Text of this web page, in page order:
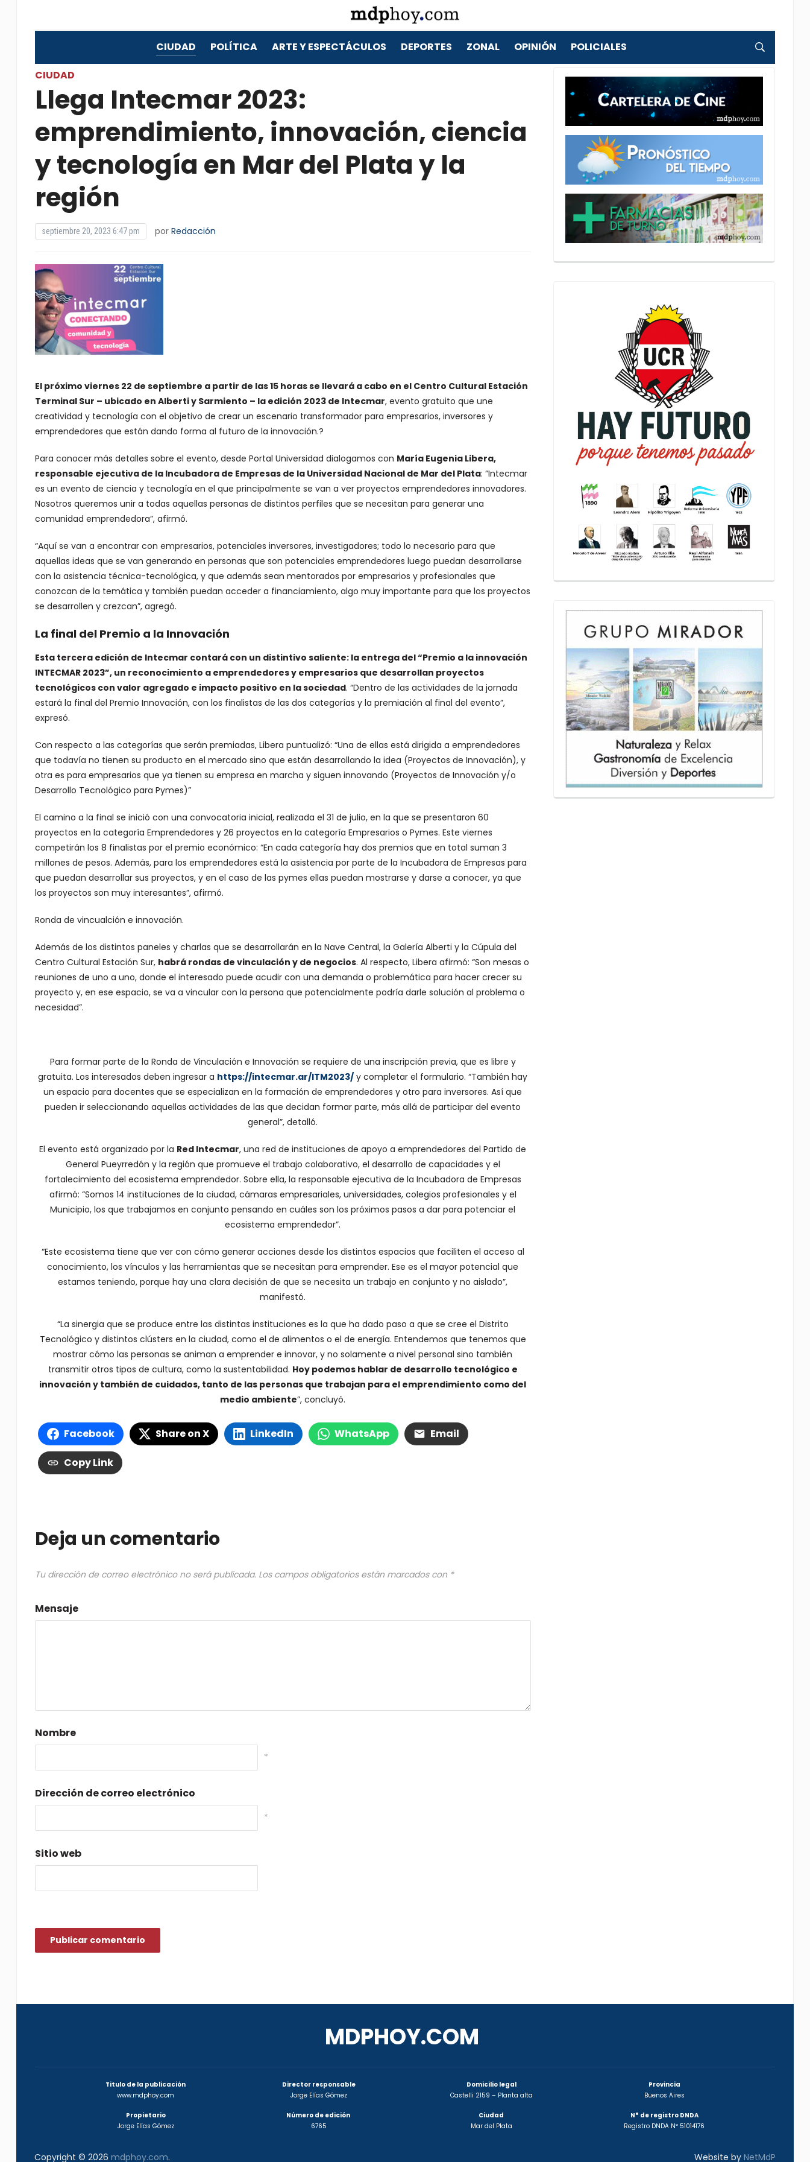
CIUDAD POLÍTICA ARTE Y ESPECTÁCULOS DEPORTES ZONAL OPINIÓN POLICIALES
CIUDAD
Llega Intecmar 2023:
emprendimiento, innovación, ciencia
y tecnología en Mar del Plata y la
región
septiembre 20, 2023 6:47 pm por Redacción
El próximo viernes 22 de septiembre a partir de las 15 horas se llevará a cabo en el Centro Cultural Estación
Terminal Sur – ubicado en Alberti y Sarmiento – la edición 2023 de Intecmar, evento gratuito que une
creatividad y tecnología con el objetivo de crear un escenario transformador para empresarios, inversores y
emprendedores que están dando forma al futuro de la innovación.?
Para conocer más detalles sobre el evento, desde Portal Universidad dialogamos con María Eugenia Libera,
responsable ejecutiva de la Incubadora de Empresas de la Universidad Nacional de Mar del Plata: “Intecmar
es un evento de ciencia y tecnología en el que principalmente se van a ver proyectos emprendedores innovadores.
Nosotros queremos unir a todas aquellas personas de distintos perfiles que se necesitan para generar una
comunidad emprendedora”, afirmó.
“Aquí se van a encontrar con empresarios, potenciales inversores, investigadores; todo lo necesario para que
aquellas ideas que se van generando en personas que son potenciales emprendedores luego puedan desarrollarse
con la asistencia técnica-tecnológica, y que además sean mentorados por empresarios y profesionales que
conozcan de la temática y también puedan acceder a financiamiento, algo muy importante para que los proyectos
se desarrollen y crezcan”, agregó.
La final del Premio a la Innovación
Esta tercera edición de Intecmar contará con un distintivo saliente: la entrega del “Premio a la innovación
INTECMAR 2023”, un reconocimiento a emprendedores y empresarios que desarrollan proyectos
tecnológicos con valor agregado e impacto positivo en la sociedad. “Dentro de las actividades de la jornada
estará la final del Premio Innovación, con los finalistas de las dos categorías y la premiación al final del evento”,
expresó.
Con respecto a las categorías que serán premiadas, Libera puntualizó: “Una de ellas está dirigida a emprendedores
que todavía no tienen su producto en el mercado sino que están desarrollando la idea (Proyectos de Innovación), y
otra es para empresarios que ya tienen su empresa en marcha y siguen innovando (Proyectos de Innovación y/o
Desarrollo Tecnológico para Pymes)”
El camino a la final se inició con una convocatoria inicial, realizada el 31 de julio, en la que se presentaron 60
proyectos en la categoría Emprendedores y 26 proyectos en la categoría Empresarios o Pymes. Este viernes
competirán los 8 finalistas por el premio económico: “En cada categoría hay dos premios que en total suman 3
millones de pesos. Además, para los emprendedores está la asistencia por parte de la Incubadora de Empresas para
que puedan desarrollar sus proyectos, y en el caso de las pymes ellas puedan mostrarse y darse a conocer, ya que
los proyectos son muy interesantes”, afirmó.
Ronda de vincualción e innovación.
Además de los distintos paneles y charlas que se desarrollarán en la Nave Central, la Galería Alberti y la Cúpula del
Centro Cultural Estación Sur, habrá rondas de vinculación y de negocios. Al respecto, Libera afirmó: “Son mesas o
reuniones de uno a uno, donde el interesado puede acudir con una demanda o problemática para hacer crecer su
proyecto y, en ese espacio, se va a vincular con la persona que potencialmente podría darle solución al problema o
necesidad”.
Para formar parte de la Ronda de Vinculación e Innovación se requiere de una inscripción previa, que es libre y
gratuita. Los interesados deben ingresar a https://intecmar.ar/ITM2023/ y completar el formulario. “También hay
un espacio para docentes que se especializan en la formación de emprendedores y otro para inversores. Así que
pueden ir seleccionando aquellas actividades de las que decidan formar parte, más allá de participar del evento
general”, detalló.
El evento está organizado por la Red Intecmar, una red de instituciones de apoyo a emprendedores del Partido de
General Pueyrredón y la región que promueve el trabajo colaborativo, el desarrollo de capacidades y el
fortalecimiento del ecosistema emprendedor. Sobre ella, la responsable ejecutiva de la Incubadora de Empresas
afirmó: “Somos 14 instituciones de la ciudad, cámaras empresariales, universidades, colegios profesionales y el
Municipio, los que trabajamos en conjunto pensando en cuáles son los próximos pasos a dar para potenciar el
ecosistema emprendedor”.
“Este ecosistema tiene que ver con cómo generar acciones desde los distintos espacios que faciliten el acceso al
conocimiento, los vínculos y las herramientas que se necesitan para emprender. Ese es el mayor potencial que
estamos teniendo, porque hay una clara decisión de que se necesita un trabajo en conjunto y no aislado”,
manifestó.
“La sinergia que se produce entre las distintas instituciones es la que ha dado paso a que se cree el Distrito
Tecnológico y distintos clústers en la ciudad, como el de alimentos o el de energía. Entendemos que tenemos que
mostrar cómo las personas se animan a emprender e innovar, y no solamente a nivel personal sino también
transmitir otros tipos de cultura, como la sustentabilidad. Hoy podemos hablar de desarrollo tecnológico e
innovación y también de cuidados, tanto de las personas que trabajan para el emprendimiento como del
medio ambiente”, concluyó.
Facebook Share on X LinkedIn WhatsApp Email
Copy Link
Deja un comentario
Tu dirección de correo electrónico no será publicada. Los campos obligatorios están marcados con *
Mensaje
Nombre
*
Dirección de correo electrónico
*
Sitio web
MDPHOY.COM
Titulo de la publicación
www.mdphoy.com
Propietario
Jorge Elías Gómez
Director responsable
Jorge Elías Gómez
Número de edición
6765
Domicilio legal
Castelli 2159 – Planta alta
Ciudad
Mar del Plata
Provincia
Buenos Aires
N° de registro DNDA
Registro DNDA Nº 51014176
Copyright © 2026 mdphoy.com. Website byNetMdP